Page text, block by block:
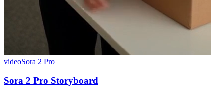
videoSora 2 Pro
Sora 2 Pro Storyboard